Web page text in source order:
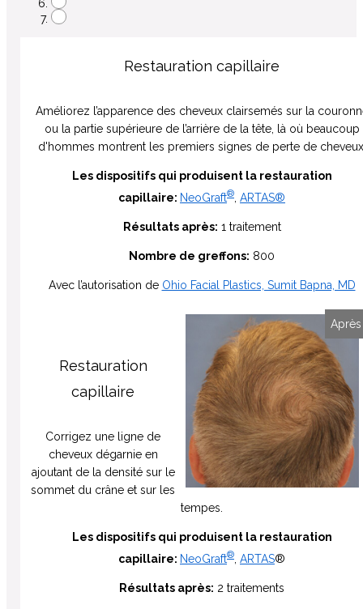
Restauration capillaire
Améliorez l’apparence des cheveux clairsemés sur la
ou la partie supérieure de l’arrière de la tête, là où beaucoup
d'hommes montrent les premiers signes de perte de
Les dispositifs qui produisent la restauration
capillaire: NeoGraft® ARTAS®
Résultats après: 1 traitement
Nombre de greffons: 800
Avec l’autorisation de Ohio Facial Plastics, Sumit Bapna, MD
Après
Restauration
capillaire
Corrigez une ligne de
cheveux dégarnie en
ajoutant de la densité sur le
sommet du crâne et sur les
tempes.
Les dispositifs qui produisent la restauration
capillaire: NeoGraft® ARTAS®
Résultats après: 2 traitements